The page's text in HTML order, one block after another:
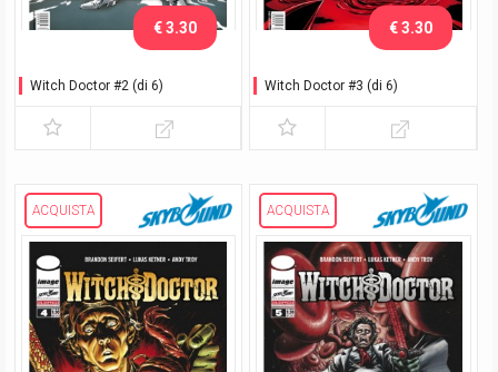
Witch Doctor #2 (di 6)
€ 3.30
Witch Doctor #3 (di 6)
€ 3.30
ACQUISTA ACQUISTA